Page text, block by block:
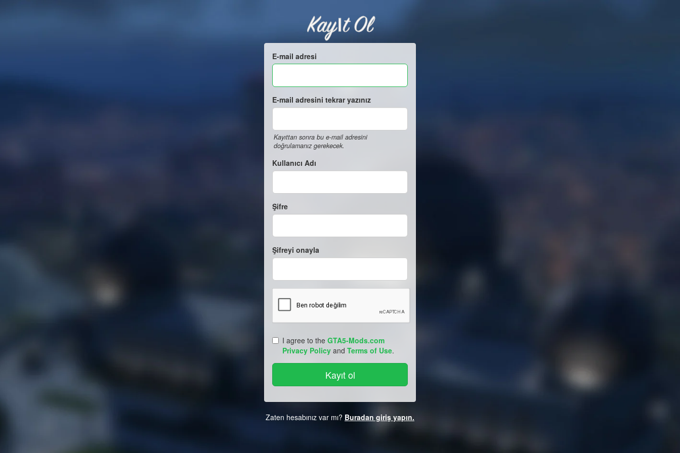
Kayıt Ol
E-mail adresi
E-mail adresini tekrar yazınız
Kayıttan sonra bu e-mail adresini
doğrulamanız gerekecek.
Kullanıcı Adı
Şifre
Şifreyi onayla
I agree to the GTA5-Mods.com
Privacy Policy and Terms of Use.
Zaten hesabınız var mı? Buradan giriş yapın.